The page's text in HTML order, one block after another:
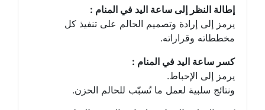
إطالة النظر إلى ساعة اليد في المنام :
يرمز إلى إرادة وتصميم الحالم على تنفيذ كل
مخططاته وقراراته.
كسر ساعة اليد في المنام :
يرمز إلى الإحباط.
ونتائج سلبية لعمل ما تُسبّب للحالم الحزن.